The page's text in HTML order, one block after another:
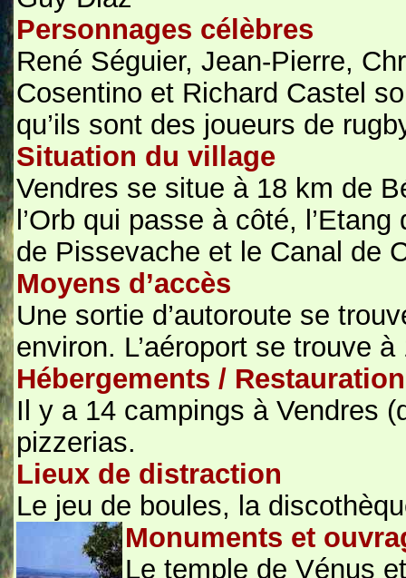
Personnages célèbres
René Séguier, Jean-Pierre,
Cosentino et Richard Castel
qu’ils sont des joueurs de
Situation du village
Vendres se situe à 18 km de
l’Orb qui passe à côté,
de Pissevache et le Canal de
Moyens d’accès
Une sortie d’autoroute se
environ. L’aéroport se trouve
Hébergements / Restauration
Il y a 14 campings à Vendres
pizzerias.
Lieux de distraction
Le jeu de boules, la
Monuments et
Le temple de Vénus